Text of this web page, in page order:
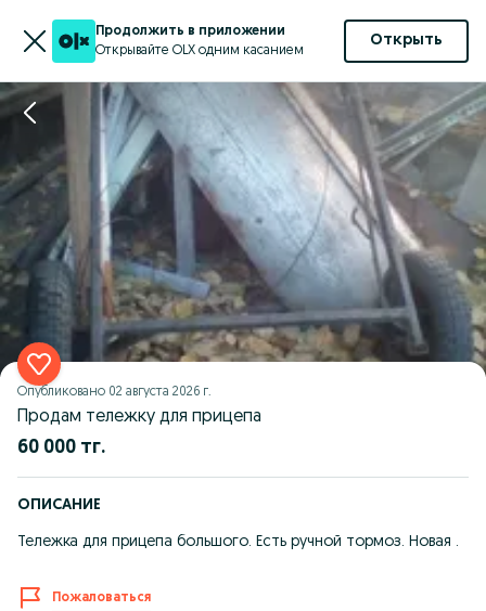
Продолжить в приложении
Открывайте OLX одним касанием
Открыть
Опубликовано 02 августа 2026 г.
Продам тележку для прицепа
60 000 тг.
ОПИСАНИЕ
Тележка для прицепа большого. Есть ручной тормоз. Новая .
Пожаловаться